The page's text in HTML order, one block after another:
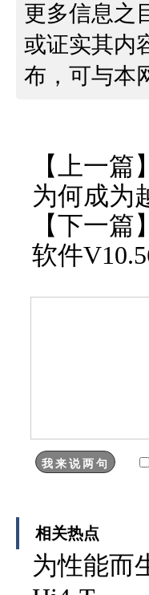
更多信息之
或证实其内
布，可与本
【上一篇
为何成为
【下一篇
软件
相关热点
为性能而